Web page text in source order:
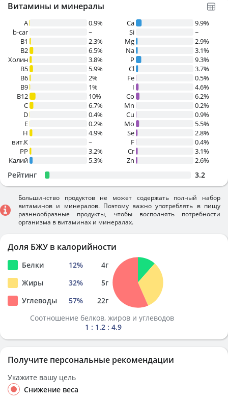
Витамины и минералы
A
0.9%
b-car
~
В1
2.3%
B2
6.5%
Холин
3.8%
B5
5.9%
B6
2%
B9
1%
B12
10%
C
6.7%
D
0.4%
E
0.2%
H
4.9%
вит.К
~
PP
3.2%
Калий
5.3%
Ca
9.9%
Si
~
Mg
2.9%
Na
3.1%
P
9.3%
Cl
3.7%
Fe
0.5%
I
4.6%
Co
6.2%
Mn
0.2%
Cu
0.9%
Mo
5.5%
Se
2.8%
F
0.4%
Cr
3.1%
Zn
2.6%
Рейтинг 3.2
Большинство продуктов не может содержать полный набор
витаминов и минералов. Поэтому важно употреблять в пищу
разннообразные продукты, чтобы восполнять потребности
организма в витаминах и минералах.
Доля БЖУ в калорийности
Белки 12% 4г
Жиры
32% 5г
Углеводы
57% 22г
Соотношение белков, жиров и углеводов
1 : 1.2 : 4.9
Получите персональные рекомендации
Укажите вашу цель
Снижение веса